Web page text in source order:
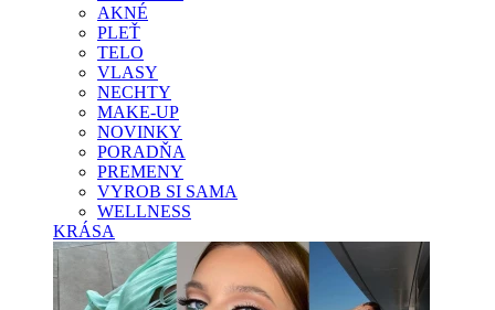
AKNÉ
PLEŤ
TELO
VLASY
NECHTY
MAKE-UP
NOVINKY
PORADŇA
PREMENY
VYROB SI SAMA
WELLNESS
KRÁSA